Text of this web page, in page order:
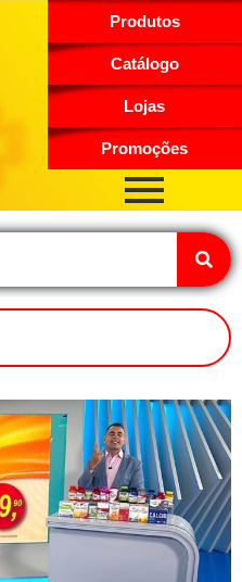
Produtos
Catálogo
Lojas
Promoções